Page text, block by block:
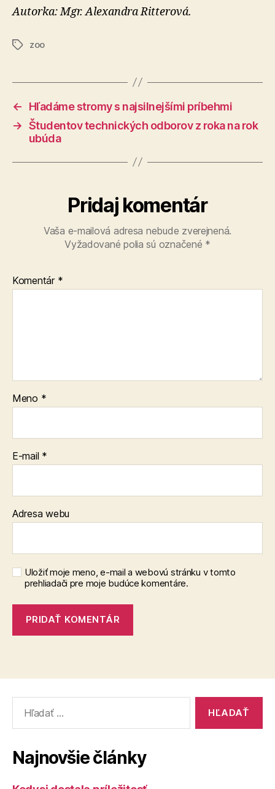
Autorka: Mgr. Alexandra Ritterová.
Značky
zoo
←
Hľadáme stromy s najsilnejšími príbehmi
→ Študentov technických odborov z roka na rok
ubúda
Pridaj komentár
Vaša e-mailová adresa nebude zverejnená.
Vyžadované polia sú označené *
Komentár *
Meno *
E-mail *
Adresa webu
Uložiť moje meno, e-mail a webovú stránku v tomto
prehliadači pre moje budúce komentáre.
Najnovšie články